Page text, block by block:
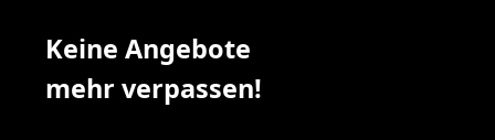
Keine Angebote
mehr verpassen!